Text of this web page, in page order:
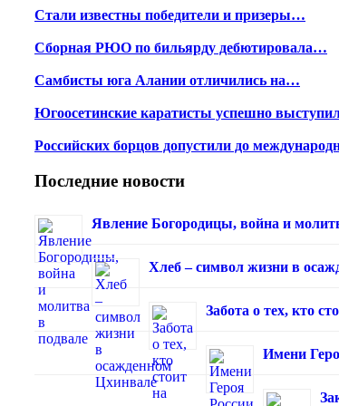
Стали известны победители и призеры…
Сборная РЮО по бильярду дебютировала…
Самбисты юга Алании отличились на…
Югоосетинские каратисты успешно
Российских борцов допустили до
Последние новости
Явление Богородицы, война и
Хлеб – символ жизни в
Забота о тех, кто
Имени